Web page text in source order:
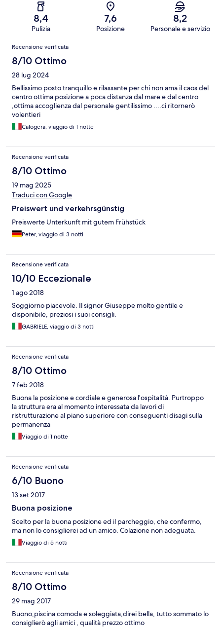
8,4
Pulizia
7,6
Posizione
8,2
Personale e servizio
Recensioni
Recensione verificata
8/10 Ottimo
28 lug 2024
Bellissimo posto tranquillo e rilassante per chi non ama il caos del
centro ottima posizione a poca distanza dal mare e dal centro
,ottima accoglienza dal personale gentilissimo ....ci ritornerò
volentieri
Calogera, viaggio di 1 notte
Recensione verificata
8/10 Ottimo
19 mag 2025
Traduci con Google
Preiswert und verkehrsgünstig
Preiswerte Unterkunft mit gutem Frühstück
Peter, viaggio di 3 notti
Recensione verificata
10/10 Eccezionale
1 ago 2018
Soggiorno piacevole. Il signor Giuseppe molto gentile e
disponibile, preziosi i suoi consigli.
GABRIELE, viaggio di 3 notti
Recensione verificata
8/10 Ottimo
7 feb 2018
Buona la posizione e cordiale e generosa l'ospitalità. Purtroppo
la struttura era al momento interessata da lavori di
ristrutturazione al piano superiore con conseguenti disagi sulla
permanenza
Viaggio di 1 notte
Recensione verificata
6/10 Buono
13 set 2017
Buona posizione
Scelto per la buona posizione ed il parcheggio, che confermo,
ma non lo consiglierei ad un amico. Colazione non adeguata.
Viaggio di 5 notti
Recensione verificata
8/10 Ottimo
29 mag 2017
Buono,piscina comoda e soleggiata,direi bella, tutto sommato lo
consiglierò agli amici , qualità prezzo ottimo